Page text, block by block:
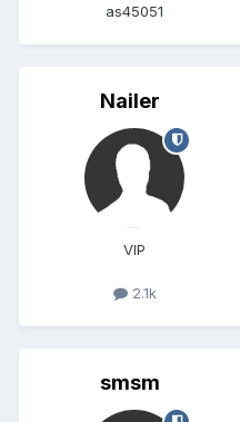
as45051
Nailer
VIP
2.1k
smsm